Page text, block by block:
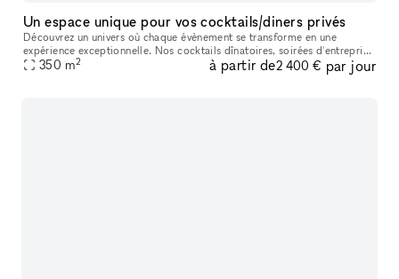
Un espace unique pour vos cocktails/diners privés
Découvrez un univers où chaque évènement se transforme en une
expérience exceptionnelle. Nos cocktails dînatoires, soirées d'entreprise
et dîners assis sont conçus pour éblouir et inspirer. Dans un c
350 m2 à partir de2 400 € par jour